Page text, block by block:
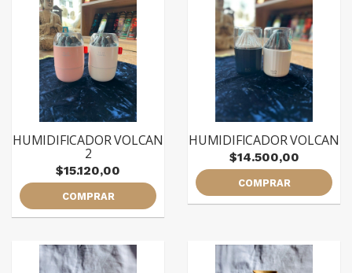
HUMIDIFICADOR VOLCAN
2
$15.120,00
COMPRAR
HUMIDIFICADOR VOLCAN
$14.500,00
COMPRAR